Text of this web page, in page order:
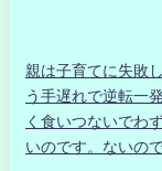
親は子育てに失敗
う手遅れで逆転一
く食いつないでわ
いのです。ないので